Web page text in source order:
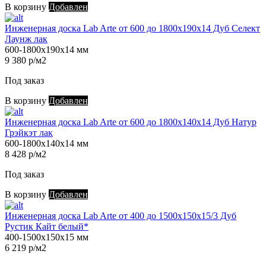
В корзину Добавлен
Инженерная доска Lab Arte от 600 до 1800х190х14 Дуб Селект
Лаунж лак
600-1800х190х14 мм
9 380 р/м2
Под заказ
В корзину Добавлен
Инженерная доска Lab Arte от 600 до 1800х140х14 Дуб Натур
Грэйкэт лак
600-1800х140х14 мм
8 428 р/м2
Под заказ
В корзину Добавлен
Инженерная доска Lab Arte от 400 до 1500х150х15/3 Дуб
Рустик Кайт белый*
400-1500х150х15 мм
6 219 р/м2